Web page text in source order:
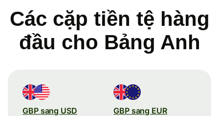
Các cặp tiền tệ hàng
đầu cho Bảng Anh
GBP sang USD GBP sang EUR